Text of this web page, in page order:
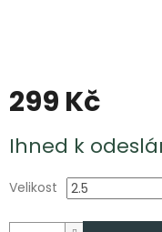
299 Kč
cena:
Ihned k
Velikost